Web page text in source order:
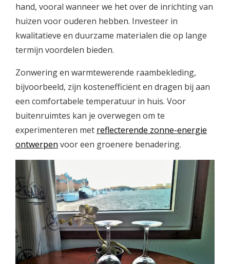
hand, vooral wanneer we het over de inrichting van
huizen voor ouderen hebben. Investeer in
kwalitatieve en duurzame materialen die op lange
termijn voordelen bieden.
Zonwering en warmtewerende raambekleding,
bijvoorbeeld, zijn kostenefficiënt en dragen bij aan
een comfortabele temperatuur in huis. Voor
buitenruimtes kan je overwegen om te
experimenteren met reflecterende zonne-energie
ontwerpen voor een groenere benadering.